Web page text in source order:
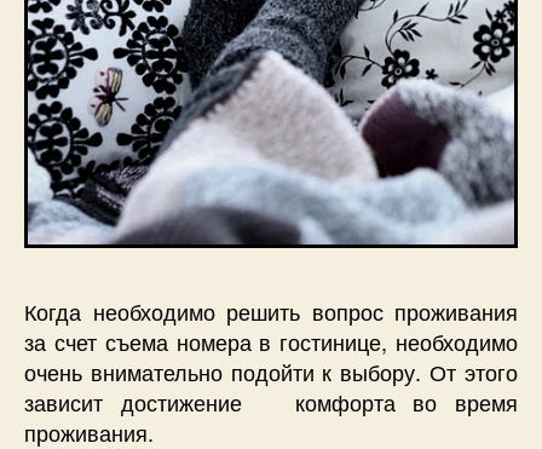
Когда необходимо решить вопрос проживания
за счет съема номера в гостинице, необходимо
очень внимательно подойти к выбору. От этого
зависит достижение комфорта во время
проживания.